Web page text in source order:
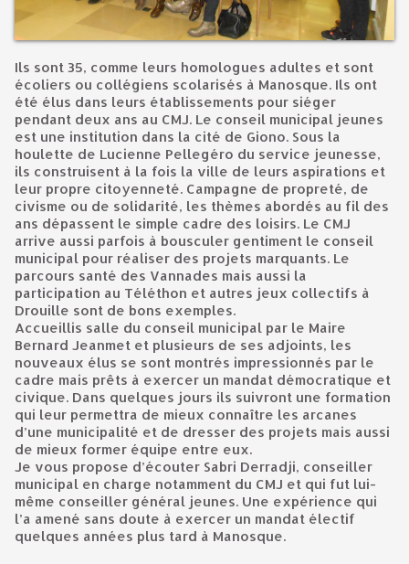
Ils sont 35, comme leurs homologues adultes et sont
écoliers ou collégiens scolarisés à Manosque. Ils ont
été élus dans leurs établissements pour siéger
pendant deux ans au CMJ. Le conseil municipal jeunes
est une institution dans la cité de Giono. Sous la
houlette de Lucienne Pellegéro du service jeunesse,
ils construisent à la fois la ville de leurs aspirations et
leur propre citoyenneté. Campagne de propreté, de
civisme ou de solidarité, les thèmes abordés au fil des
ans dépassent le simple cadre des loisirs. Le CMJ
arrive aussi parfois à bousculer gentiment le conseil
municipal pour réaliser des projets marquants. Le
parcours santé des Vannades mais aussi la
participation au Téléthon et autres jeux collectifs à
Drouille sont de bons exemples.
Accueillis salle du conseil municipal par le Maire
Bernard Jeanmet et plusieurs de ses adjoints, les
nouveaux élus se sont montrés impressionnés par le
cadre mais prêts à exercer un mandat démocratique et
civique. Dans quelques jours ils suivront une formation
qui leur permettra de mieux connaître les arcanes
d’une municipalité et de dresser des projets mais aussi
de mieux former équipe entre eux.
Je vous propose d’écouter Sabri Derradji, conseiller
municipal en charge notamment du CMJ et qui fut lui-
même conseiller général jeunes. Une expérience qui
l’a amené sans doute à exercer un mandat électif
quelques années plus tard à Manosque.